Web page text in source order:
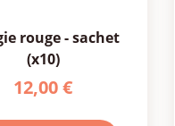
(x10)
12,00 €